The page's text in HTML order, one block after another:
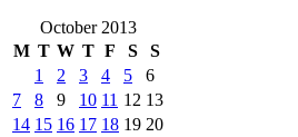
October 2013
M T W T F S
S
1
2 3 4 5
6
7
8 9 10 11 12 13
14 15 16 17 18 19 20